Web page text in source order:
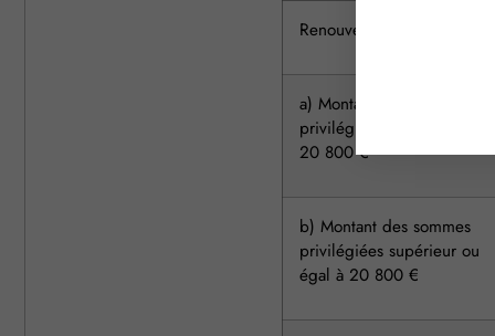
Renouvellement d’une
a) Montant des sommes
privilégiées inférieur à
20 800 €
b) Montant des sommes
privilégiées supérieur ou
égal à 20 800 €